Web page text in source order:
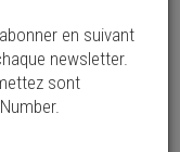
en suivant
newsletter.
sont